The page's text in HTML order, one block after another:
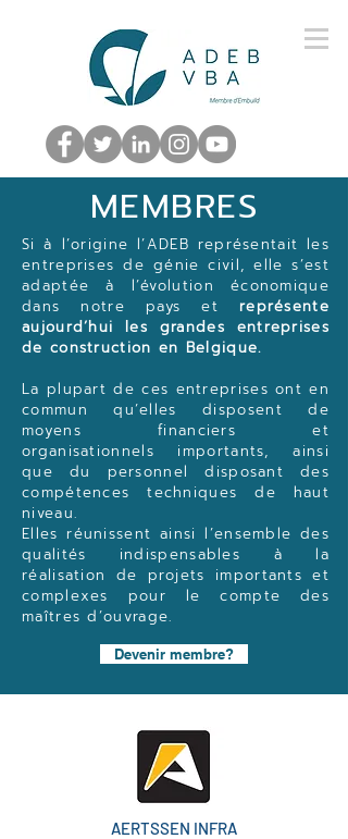
MEMBRES
Si à l’origine l’ADEB représentait les
entreprises de génie civil, elle s’est
adaptée à l’évolution économique
dans notre pays et représente
aujourd’hui les grandes entreprises
de construction en Belgique.
La plupart de ces entreprises ont en
commun qu’elles disposent de
moyens financiers et
organisationnels importants, ainsi
que du personnel disposant des
compétences techniques de haut
niveau.
Elles réunissent ainsi l’ensemble des
qualités indispensables à la
réalisation de projets importants et
complexes pour le compte des
maîtres d’ouvrage.
Devenir membre?
AERTSSEN INFRA